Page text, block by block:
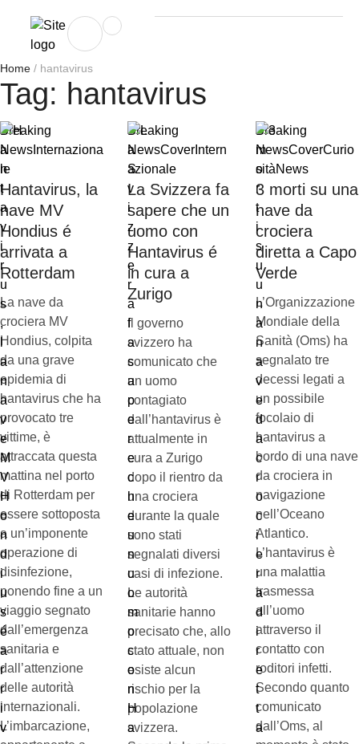
Home / hantavirus
Tag: hantavirus
Breaking
News Internaziona
le
Hantavirus, la
nave MV
Hondius é
arrivata a
Rotterdam
La nave da
crociera MV
Hondius, colpita
da una grave
epidemia di
hantavirus che ha
provocato tre
vittime, è
attraccata questa
mattina nel porto
di Rotterdam per
essere sottoposta
a un’imponente
operazione di
disinfezione,
ponendo fine a un
viaggio segnato
dall’emergenza
sanitaria e
dall’attenzione
delle autorità
internazionali.
L’imbarcazione,
Breaking
NewsCover Intern
azionale
La Svizzera fa
sapere che un
uomo con
Hantavirus é
in cura a
Zurigo
Il governo
svizzero ha
comunicato che
un uomo
contagiato
dall’hantavirus è
attualmente in
cura a Zurigo
dopo il rientro da
una crociera
durante la quale
sono stati
segnalati diversi
casi di infezione.
Le autorità
sanitarie hanno
precisato che, allo
stato attuale, non
esiste alcun
rischio per la
popolazione
svizzera.
Breaking
NewsCoverCurio
sitàNews
3 morti su una
nave da
crociera
diretta a Capo
Verde
L’Organizzazione
Mondiale della
Sanità (Oms) ha
segnalato tre
decessi legati a
un possibile
focolaio di
hantavirus a
bordo di una nave
da crociera in
navigazione
nell’Oceano
Atlantico.
L’hantavirus è
una malattia
trasmessa
all’uomo
attraverso il
contatto con
roditori infetti.
Secondo quanto
comunicato
dall’Oms, al